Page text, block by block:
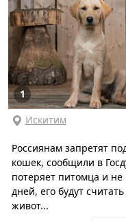
1
Искитим
Россиянам запретят
кошек, сообщили в
потеряет питомца и
дней, его будут
живот...